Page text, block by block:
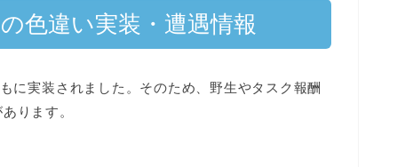
色違い実装・遭遇情報
に実装されました。そのため、野生やタスク報酬
ります。